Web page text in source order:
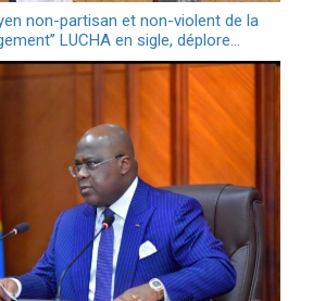
non-partisan et non-violent de la
LUCHA en sigle, déplore…